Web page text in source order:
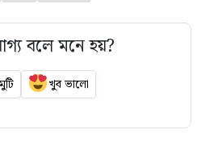
বলে মনে হয়?
খুব ভালো